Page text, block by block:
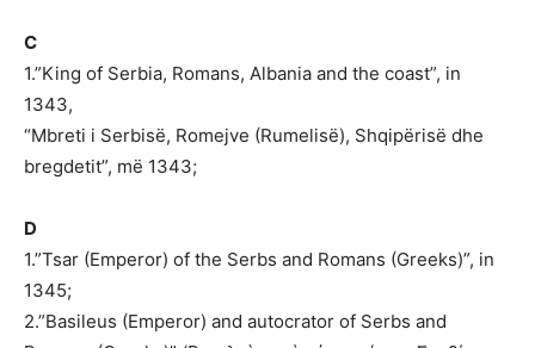
C
1.”King of Serbia, Romans, Albania and the coast”, in
1343,
“Mbreti i Serbisë, Romejve (Rumelisë), Shqipërisë dhe
bregdetit”, më 1343;
D
1.”Tsar (Emperor) of the Serbs and Romans (Greeks)”, in
1345;
2.”Basileus (Emperor) and autocrator of Serbs and